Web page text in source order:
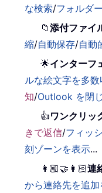
な検索/フォルダ
📁添付ファイ
縮/自動保存/自動
🌟インターフ
ルな絵文字を多
知/Outlook を閉
👍ワンクリッ
きで返信/フィッ
刻ゾーンを表示...
👩🏼‍🤝‍👩🏻連
から連絡先を追